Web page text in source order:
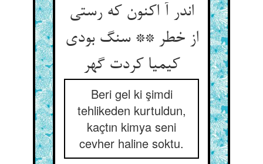
اندر آ اکنون که رستی
از خطر ** سنگ بودی
کیمیا کردت گهر
Beri gel ki şimdi
tehlikeden kurtuldun,
kaçtın kimya seni
cevher haline soktu.